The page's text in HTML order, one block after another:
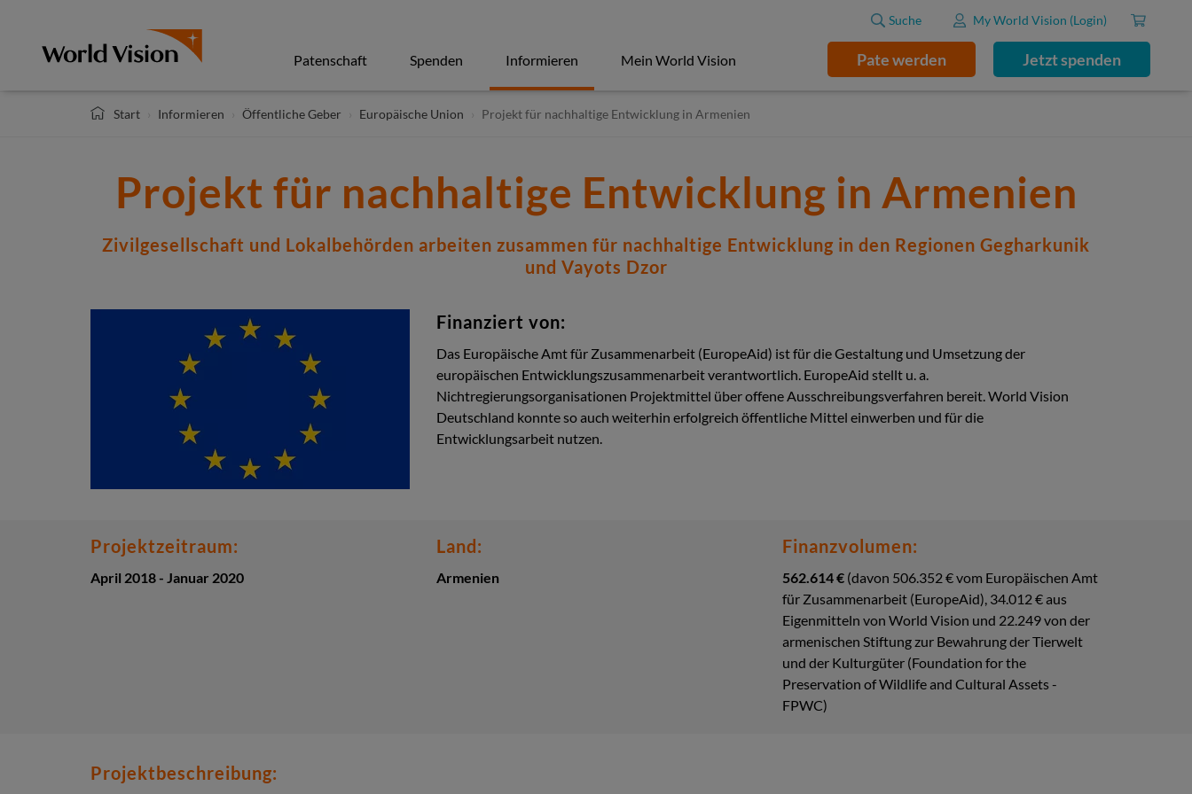
Patenschaft Spenden Informieren Mein World Vision Pate werden Jetzt spenden
Suche My World Vision (Login)
Start Informieren Öffentliche Geber Europäische Union Projekt für nachhaltige Entwicklung in Armenien
Projekt für nachhaltige Entwicklung in Armenien
Zivilgesellschaft und Lokalbehörden arbeiten zusammen für nachhaltige Entwicklung in den Regionen Gegharkunik
und Vayots Dzor
Finanziert von:
Das Europäische Amt für Zusammenarbeit (EuropeAid) ist für die Gestaltung und Umsetzung der
europäischen Entwicklungszusammenarbeit verantwortlich. EuropeAid stellt u. a.
Nichtregierungsorganisationen Projektmittel über offene Ausschreibungsverfahren bereit. World Vision
Deutschland konnte so auch weiterhin erfolgreich öffentliche Mittel einwerben und für die
Entwicklungsarbeit nutzen.
Projektzeitraum:
April 2018 - Januar 2020
Land:
Armenien
Finanzvolumen:
562.614 € (davon 506.352 € vom Europäischen Amt
für Zusammenarbeit (EuropeAid), 34.012 € aus
Eigenmitteln von World Vision und 22.249 von der
armenischen Stiftung zur Bewahrung der Tierwelt
und der Kulturgüter (Foundation for the
Preservation of Wildlife and Cultural Assets -
FPWC)
Projektbeschreibung: